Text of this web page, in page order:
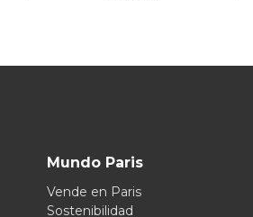
Mundo Paris
Vende en Paris
Sostenibilidad